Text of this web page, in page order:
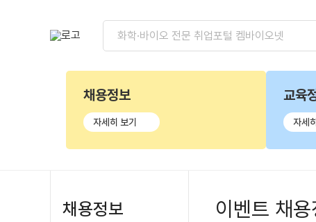
채용정보
자세히 보기
교육
자세
채용정보 이벤트 채